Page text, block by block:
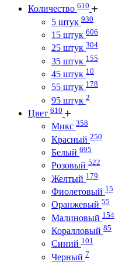
Количество 610
5 штук 930
15 штук 606
25 штук 304
35 штук 155
45 штук 10
55 штук 178
95 штук 2
Цвет 610
Микс 358
Красный 250
Белый 695
Розовый 522
Желтый 179
Фиолетовый 15
Оранжевый 55
Малиновый 154
Коралловый 85
Синий 101
Черный 7